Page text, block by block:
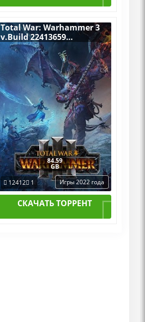
Total War: Warhammer 3
v.Build 22413659
[RUS|ENG] (2022) PC
RePack by R.G. Механики
со всеми Дополнениями
84.59
GB
12412
1 Игры 2022 года
СКАЧАТЬ ТОРРЕНТ